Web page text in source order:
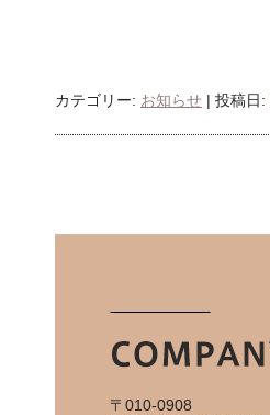
カテゴリー: お知らせ | 投稿日:
〒010-0908